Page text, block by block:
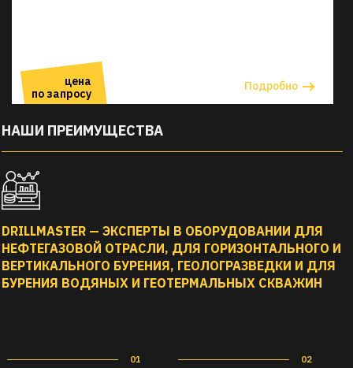
цена
по запросу
Подробно
НАШИ ПРЕИМУЩЕСТВА
DRILLMASTER — ЭКСПЕРТЫ В ОБОРУДОВАНИИ ДЛЯ
НЕФТЕГАЗОВОЙ ОТРАСЛИ, ДЛЯ ГОРИЗОНТАЛЬНОГО И
ВЕРТИКАЛЬНОГО БУРЕНИЯ, ГЕОЛОГРАЗВЕДКИ И ДЛЯ
БУРЕНИЯ ВОДЯНЫХ И ГЕОТЕРМАЛЬНЫХ СКВАЖИН